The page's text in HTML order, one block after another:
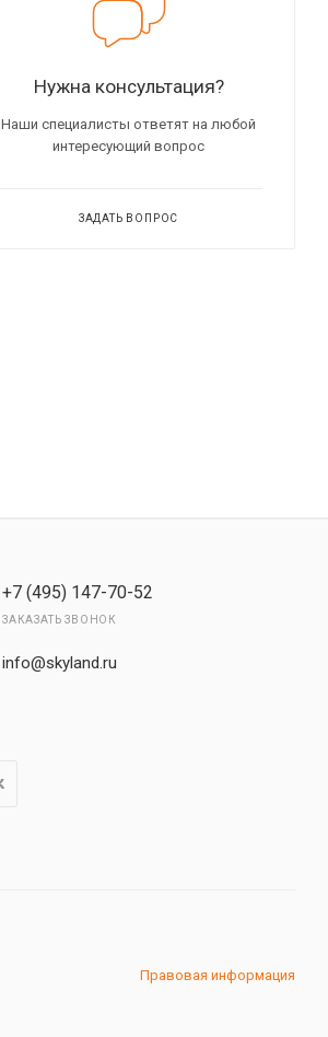
Нужна консультация?
Наши специалисты ответят на любой
интересующий вопрос
ЗАДАТЬ ВОПРОС
+7 (495) 147-70-52
ЗАКАЗАТЬ ЗВОНОК
info@skyland.ru
Правовая информация